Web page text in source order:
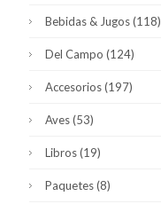
Bebidas & Jugos(118)
Del Campo (124)
Accesorios(197)
Aves(53)
Libros(19)
Paquetes(8)